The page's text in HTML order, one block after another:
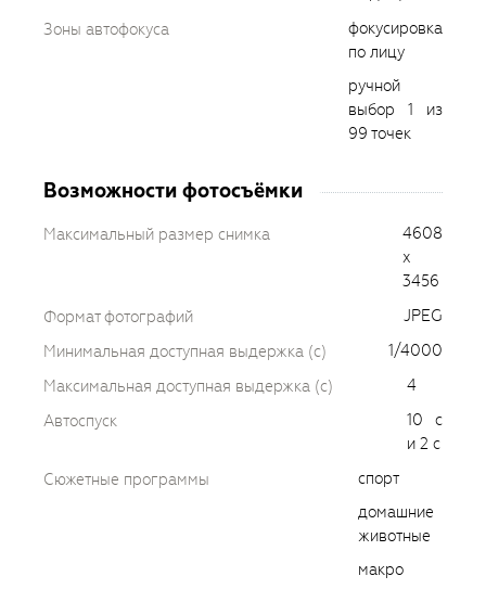
Зоны автофокуса
фокусировка
по лицу
ручной
выбор 1 из
99 точек
Возможности фотосъёмки
Максимальный размер снимка
4608
x
3456
Формат фотографий
JPEG
Минимальная доступная выдержка (c)
1/4000
Максимальная доступная выдержка (c)
4
Автоспуск
10 с
и 2 с
Сюжетные программы
спорт
домашние
животные
макро